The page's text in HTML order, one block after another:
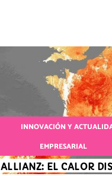
INNOVACIÓN Y
EMPRESARIAL
ALLIANZ: EL CALOR